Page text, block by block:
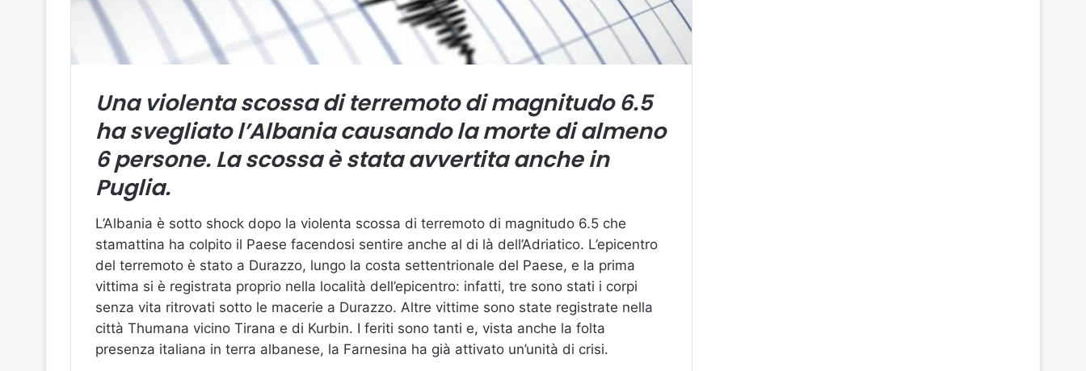
Una violenta scossa di terremoto di magnitudo 6.5
ha svegliato l’Albania causando la morte di almeno
6 persone. La scossa è stata avvertita anche in
Puglia.
L’Albania è sotto shock dopo la violenta scossa di terremoto di magnitudo 6.5 che
stamattina ha colpito il Paese facendosi sentire anche al di là dell’Adriatico. L’epicentro
del terremoto è stato a Durazzo, lungo la costa settentrionale del Paese, e la prima
vittima si è registrata proprio nella località dell’epicentro: infatti, tre sono stati i corpi
senza vita ritrovati sotto le macerie a Durazzo. Altre vittime sono state registrate nella
città Thumana vicino Tirana e di Kurbin. I feriti sono tanti e, vista anche la folta
presenza italiana in terra albanese, la Farnesina ha già attivato un’unità di crisi.